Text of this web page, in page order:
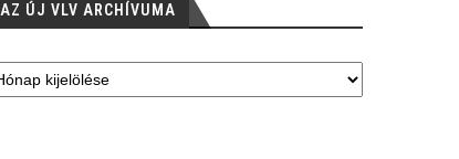
AZ ÚJ VLV ARCHÍVUMA